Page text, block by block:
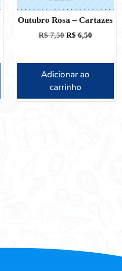
Outubro Rosa – Cartazes
R$7,50 R$ 6,50
Adicionar ao
carrinho